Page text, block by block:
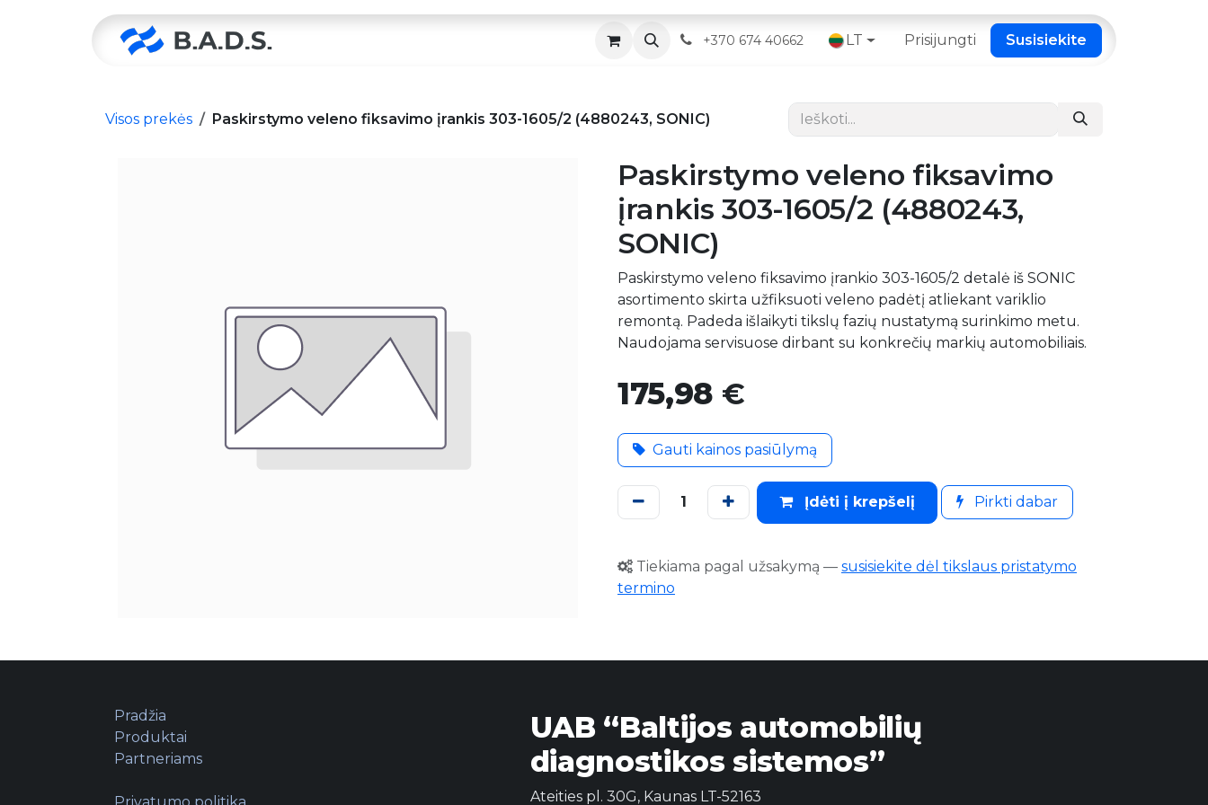
Servisas Kontaktai
+370 674 40662 LT Prisijungti Susisiekite
Visos prekės Paskirstymo veleno fiksavimo įrankis 303-1605/2 (4880243, SONIC)
Paskirstymo veleno fiksavimo
įrankis 303-1605/2 (4880243,
SONIC)
Paskirstymo veleno fiksavimo įrankio 303-1605/2 detalė iš SONIC
asortimento skirta užfiksuoti veleno padėtį atliekant variklio
remontą. Padeda išlaikyti tikslų fazių nustatymą surinkimo metu.
Naudojama servisuose dirbant su konkrečių markių automobiliais.
175,98 €
Gauti kainos pasiūlymą
Įdėti į krepšelį Pirkti dabar
Tiekiama pagal užsakymą — susisiekite dėl tikslaus pristatymo
termino
UAB “Baltijos automobilių
diagnostikos sistemos”
Ateities pl. 30G, Kaunas LT-52163
Pradžia
Produktai
Partneriams